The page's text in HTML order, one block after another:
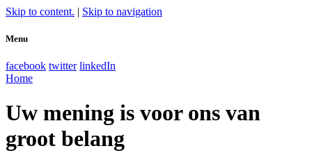
Skip to content. | Skip to navigation
Menu
facebook twitter linkedIn
Home
Uw mening is voor ons van
groot belang